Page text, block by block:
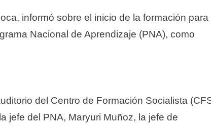
informó sobre el inicio de la formación para
Nacional de Aprendizaje (PNA), como
del Centro de Formación Socialista
jefe del PNA, Maryuri Muñoz, la jefe de